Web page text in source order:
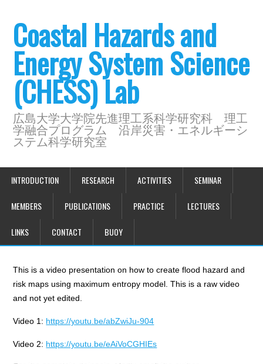
Coastal Hazards and
Energy System Science
(CHESS) Lab
広島大学大学院先進理工系科学研究科 理工
学融合プログラム 沿岸災害・エネルギーシ
ステム科学研究室
INTRODUCTION RESEARCH ACTIVITIES SEMINAR
MEMBERS PUBLICATIONS PRACTICE LECTURES
LINKS CONTACT BUOY
This is a video presentation on how to create flood hazard and
risk maps using maximum entropy model. This is a raw video
and not yet edited.
Video 1: https://youtu.be/abZwiJu-904
Video 2: https://youtu.be/eAiVoCGHIEs